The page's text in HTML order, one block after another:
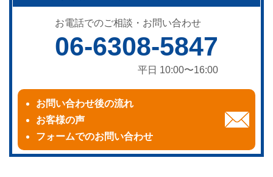
お電話でのご相談・お問い合わせ
06-6308-5847
平日 10:00〜16:00
お問い合わせ後の流れ
お客様の声
フォームでのお問い合わせ